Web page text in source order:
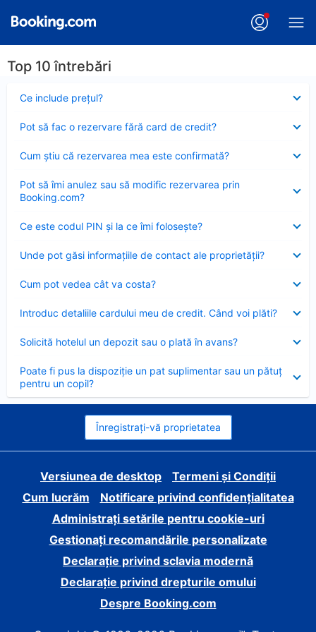
Top 10 întrebări
Ce include preţul?
închis
Pot să fac o rezervare fără card de credit?
închis
Cum ştiu că rezervarea mea este confirmată?
închis
Pot să îmi anulez sau să modific rezervarea prin
Booking.com?
închis
Ce este codul PIN şi la ce îmi foloseşte?
închis
Unde pot găsi informațiile de contact ale proprietății?
închis
Cum pot vedea cât va costa?
închis
Introduc detaliile cardului meu de credit. Când voi plăti?
închis
Solicită hotelul un depozit sau o plată în avans?
închis
Poate fi pus la dispoziție un pat suplimentar sau un pătuț
pentru un copil?
închis
Înregistrați-vă proprietatea
Versiunea de desktop
Termeni și Condiții
Cum lucrăm
Notificare privind confidențialitatea
Administrați setările pentru cookie-uri
Gestionați recomandările personalizate
Declarație privind sclavia modernă
Declarație privind drepturile omului
Despre Booking.com